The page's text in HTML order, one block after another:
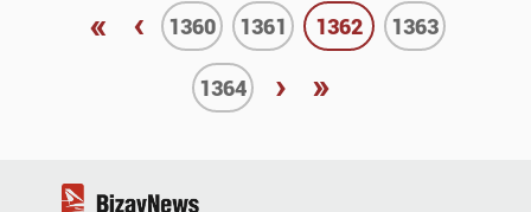
« ‹ 1360 1361 1362 1363
1364 › »